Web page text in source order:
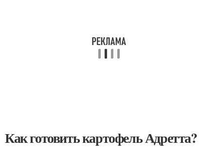
Как готовить картофель Адретта?